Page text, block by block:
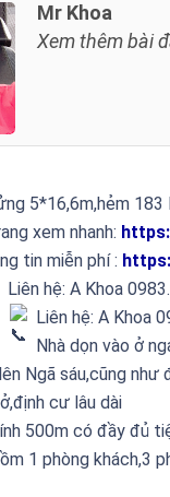
Mr Khoa
Xem thêm bài
5*16,6m,hẻm
xem nhanh:
tin miễn phí :
Liên hệ: A Khoa
Liên hệ: A Khoa
Nhà dọn vào ở
Ngã sáu,cũng
cư lâu dài
500m có đầy đủ
1 phòng khách,3